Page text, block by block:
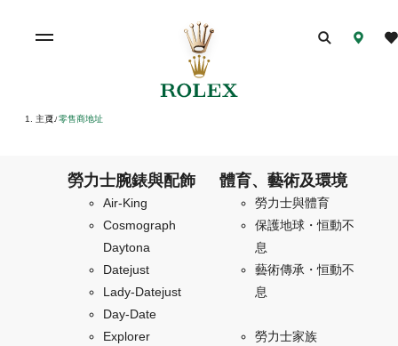
主頁/ 零售商地址
勞力士腕錶與配飾
Air-King
Cosmograph
Daytona
Datejust
Lady-Datejust
Day-Date
Explorer
體育、藝術及環境
勞力士與體育
保護地球・恒動不
息
藝術傳承・恒動不
息
勞力士家族